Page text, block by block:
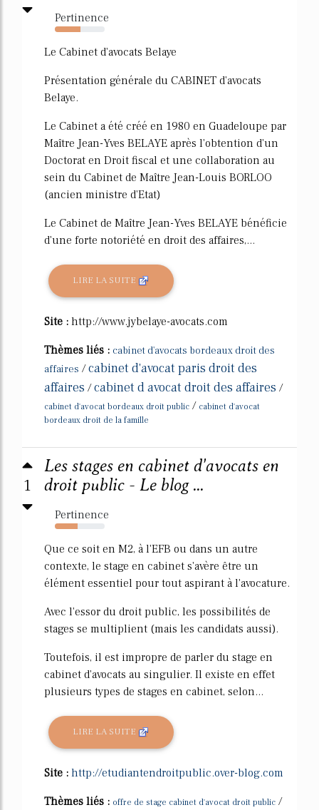
Pertinence
51%
Le Cabinet d'avocats Belaye
Présentation générale du CABINET d'avocats
Belaye.
Le Cabinet a été créé en 1980 en Guadeloupe par
Maître Jean-Yves BELAYE après l'obtention d'un
Doctorat en Droit fiscal et une collaboration au
sein du Cabinet de Maître Jean-Louis BORLOO
(ancien ministre d'Etat)
Le Cabinet de Maître Jean-Yves BELAYE bénéficie
d'une forte notoriété en droit des affaires,...
LIRE LA SUITE
Site : http://www.jybelaye-avocats.com
Thèmes liés : cabinet d'avocats bordeaux droit des
affaires /cabinet d'avocat paris droit des
affaires /cabinet d avocat droit des affaires /
cabinet d'avocat bordeaux droit public / cabinet d'avocat
bordeaux droit de la famille
1
Les stages en cabinet d'avocats en
droit public - Le blog ...
Pertinence
46%
Que ce soit en M2, à l'EFB ou dans un autre
contexte, le stage en cabinet s'avère être un
élément essentiel pour tout aspirant à l'avocature.
Avec l'essor du droit public, les possibilités de
stages se multiplient (mais les candidats aussi).
Toutefois, il est impropre de parler du stage en
cabinet d'avocats au singulier. Il existe en effet
plusieurs types de stages en cabinet, selon...
LIRE LA SUITE
Site : http://etudiantendroitpublic.over-blog.com
Thèmes liés : offre de stage cabinet d'avocat droit public /